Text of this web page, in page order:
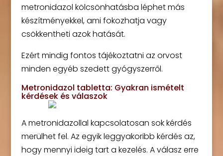
metronidazol kölcsönhatásba léphet más
készítményekkel, ami fokozhatja vagy
csökkentheti azok hatását.
Ezért mindig fontos tájékoztatni az orvost
minden egyéb szedett gyógyszerről.
Metronidazol tabletta: Gyakran ismételt
kérdések és válaszok
A metronidazollal kapcsolatosan sok kérdés
merülhet fel. Az egyik leggyakoribb kérdés az,
hogy mennyi ideig tart a kezelés. A válasz erre